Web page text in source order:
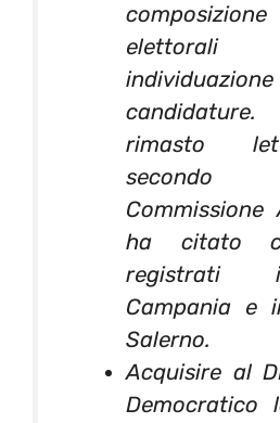
rimasto
secondo
ha citato
registrati
Campania e
Salerno.
Acquisire al
Democratico